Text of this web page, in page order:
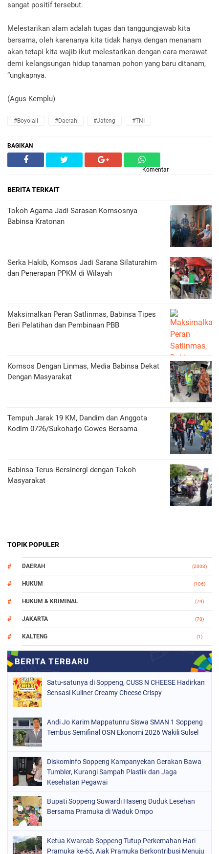
sangat positif tersebut.
Melestarikan alam adalah tugas dan tanggungjawab kita
bersama, oleh karenanya kita tidak hanya dengan menanam
akan tetapi kita wajib ikut melestarikan dengan cara merawat
demi kelangsungan hidup tanaman pohon yang baru ditanam,
“ungkapnya.
(Agus Kemplu)
#Boyolali #Daerah #Jateng #TNI
BAGIKAN
Komentar
BERITA TERKAIT
Tokoh Agama Jadi Sarasan Komsosnya
Babinsa Kratonan
Serka Hakib, Komsos Jadi Sarana Silaturahim
dan Penerapan PPKM di Wilayah
Maksimalkan Peran Satlinmas, Babinsa Tipes
Beri Pelatihan dan Pembinaan PBB
Komsos Dengan Linmas, Media Babinsa Dekat
Dengan Masyarakat
Tempuh Jarak 19 KM, Dandim dan Anggota
Kodim 0726/Sukoharjo Gowes Bersama
Babinsa Terus Bersinergi dengan Tokoh
Masyarakat
TOPIK POPULER
DAERAH (2003)
HUKUM (106)
HUKUM & KRIMINAL (79)
JAKARTA (70)
KALTENG (1)
(78)
NASIONAL (748)
ORGANISASI
PERISTIWA
POLITIK (157)
POLRI
SOPPENG (1147)
SULSEL
Satu-satunya di Soppeng, CUSS N CHEESE Hadirkan
Sensasi Kuliner Creamy Cheese Crispy
Andi Jo Karim Mappatunru Siswa SMAN 1 Soppeng
Tembus Semifinal OSN Ekonomi 2026 Wakili Sulsel
Diskominfo Soppeng Kampanyekan Gerakan Bawa
Tumbler, Kurangi Sampah Plastik dan Jaga
Kesehatan Pegawai
Bupati Soppeng Suwardi Haseng Duduk Lesehan
Bersama Pramuka di Waduk Ompo
Ketua Kwarcab Soppeng Tutup Perkemahan Hari
Pramuka ke-65, Ajak Pramuka Berkontribusi Menuju